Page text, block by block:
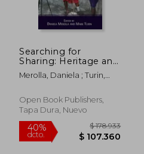
40% $ 300.867
Searching for
Sharing: Heritage and
Multimedia in Africa
(en Inglés)
Merolla, Daniela ; Turin,
Open Book Publishers,
Tapa Dura, Nuevo